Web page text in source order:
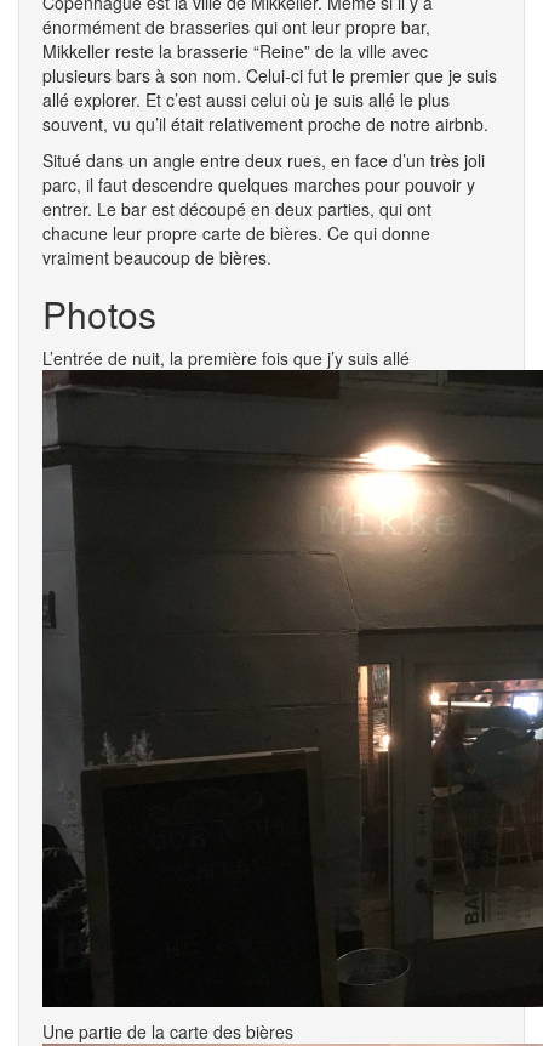
énormément de brasseries qui ont leur propre bar,
Mikkeller reste la brasserie “Reine” de la ville avec
plusieurs bars à son nom. Celui-ci fut le premier que je suis
allé explorer. Et c’est aussi celui où je suis allé le plus
souvent, vu qu’il était relativement proche de notre airbnb.
Situé dans un angle entre deux rues, en face d’un très joli
parc, il faut descendre quelques marches pour pouvoir y
entrer. Le bar est découpé en deux parties, qui ont
chacune leur propre carte de bières. Ce qui donne
vraiment beaucoup de bières.
Photos
L’entrée de nuit, la première fois que j’y suis allé
Une partie de la carte des bières